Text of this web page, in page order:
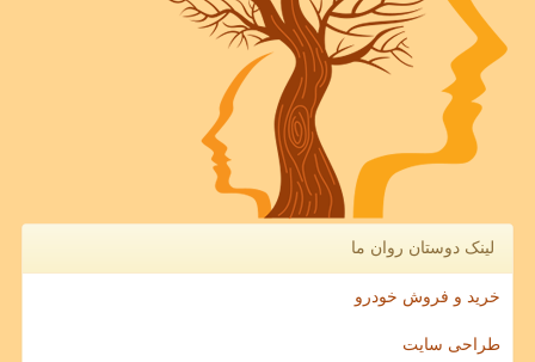
لینک دوستان روان ما
خرید و فروش خودرو
طراحی سایت